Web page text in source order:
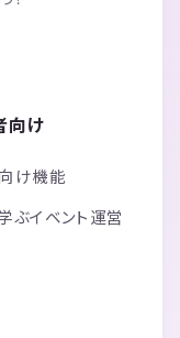
向け
け機能
ぶイベント運営